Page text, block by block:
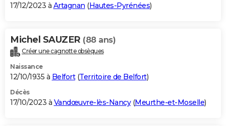
17/12/2023 à Artagnan (Hautes-Pyrénées)
Michel SAUZER (88 ans)
Créer une cagnotte obsèques
Naissance
12/10/1935 à Belfort(Territoire de Belfort)
Décès
17/10/2023 à Vandœuvre-lès-Nancy(Meurthe-et-Moselle)